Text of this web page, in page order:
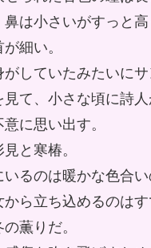
鼻は小さいがすっと
細い。
していたみたいにサ
見て、小さな頃に詩
に思い出す。
と寒椿。
るのは暖かな色合い
から立ち込めるのは
薫りだ。